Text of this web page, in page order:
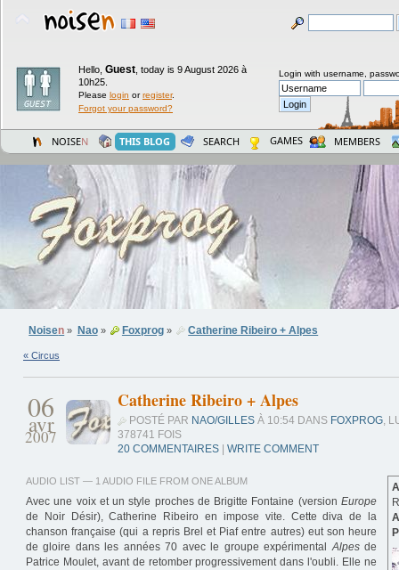
Hello, Guest today is 9 August 2026 à
10h25.
Please login orregister.
Forgot your password?
Login with username,
NOISEN THIS BLOG SEARCH GAMES MEMBERS
Noisen » Nao» Foxprog» Catherine Ribeiro + Alpes
« Circus
06
avr
2007
Catherine Ribeiro + Alpes
POSTÉ PAR NAO/GILLES À 10:54 DANS FOXPROG,
378741 FOIS
20 COMMENTAIRES | WRITE COMMENT
AUDIO LIST — 1 AUDIO FILE FROM ONE ALBUM
Avec une voix et un style proches de Brigitte Fontaine (version Europe
de Noir Désir), Catherine Ribeiro en impose vite. Cette diva de la
chanson française (qui a repris Brel et Piaf entre autres) eut son heure
de gloire dans les années 70 avec le groupe expérimentalAlpesde
Patrice Moulet, avant de retomber progressivement dans l'oubli. Elle ne